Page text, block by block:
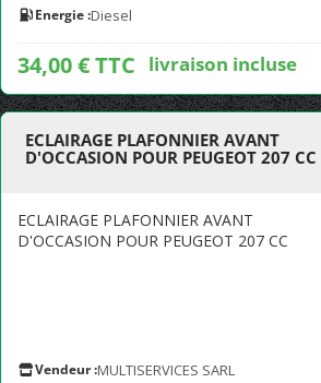
Energie :Diesel
34,00 € TTC livraison incluse
ECLAIRAGE PLAFONNIER AVANT
D'OCCASION POUR PEUGEOT 207 CC
ECLAIRAGE PLAFONNIER AVANT
D'OCCASION POUR PEUGEOT 207 CC
Vendeur :MULTISERVICES SARL